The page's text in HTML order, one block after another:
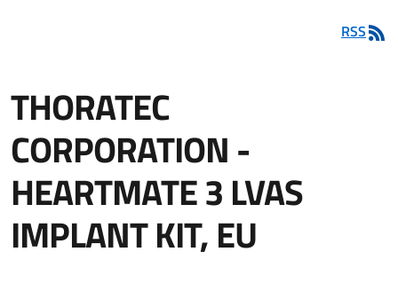
RSS
THORATEC
CORPORATION -
HEARTMATE 3 LVAS
IMPLANT KIT, EU